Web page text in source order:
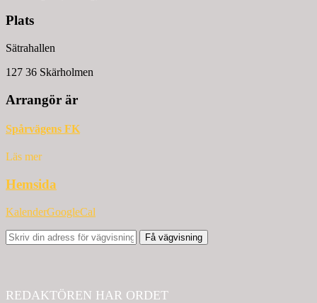
Plats
Sätrahallen
127 36 Skärholmen
Arrangör är
Spårvägens FK
Läs mer
Hemsida
KalenderGoogleCal
Få vägvisning
REDAKTÖREN HAR ORDET